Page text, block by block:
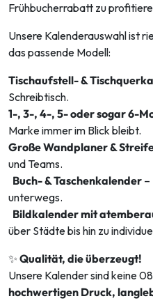
Frühbucherrabatt zu
Unsere Kalenderauswahl ist
das passende Modell:
Tischaufstell- &
Schreibtisch.
1-, 3-, 4-, 5- oder sogar 6-
Marke immer im Blick bleibt.
Große Wandplaner &
und Teams.
Buch- & Taschenkalender –
unterwegs.
Bildkalender mit
über Städte bis hin zu
✨ Qualität, die überzeugt!
Unsere Kalender sind keine
hochwertigen Druck,